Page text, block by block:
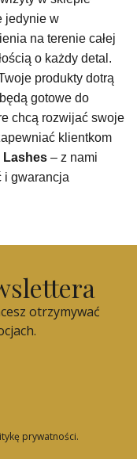
jedynie w
na terenie całej
o każdy detal.
produkty dotrą
gotowe do
chcą rozwijać swoje
klientkom
Lashes – z nami
i gwarancja
otrzymywać
prywatności.